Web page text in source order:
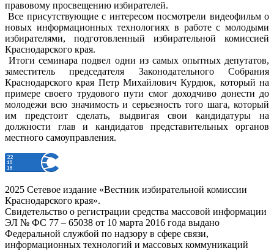
правовому просвещению избирателей.
Все присутствующие с интересом посмотрели видеофильм о
новых информационных технологиях в работе с молодыми
избирателями, подготовленный избирательной комиссией
Краснодарского края.
Итоги семинара подвел одни из самых опытных депутатов,
заместитель председателя Законодательного Собрания
Краснодарского края Петр Михайлович Курдюк, который на
примере своего трудового пути смог доходчиво донести до
молодежи всю значимость и серьезность того шага, который
им предстоит сделать, выдвигая свои кандидатуры на
должности глав и кандидатов представительных органов
местного самоуправления.
2025 Сетевое издание «Вестник избирательной комиссии
Краснодарского края».
Свидетельство о регистрации средства массовой информации
ЭЛ № ФС 77 – 65038 от 10 марта 2016 года выдано
Федеральной службой по надзору в сфере связи,
информационных технологий и массовых коммуникаций